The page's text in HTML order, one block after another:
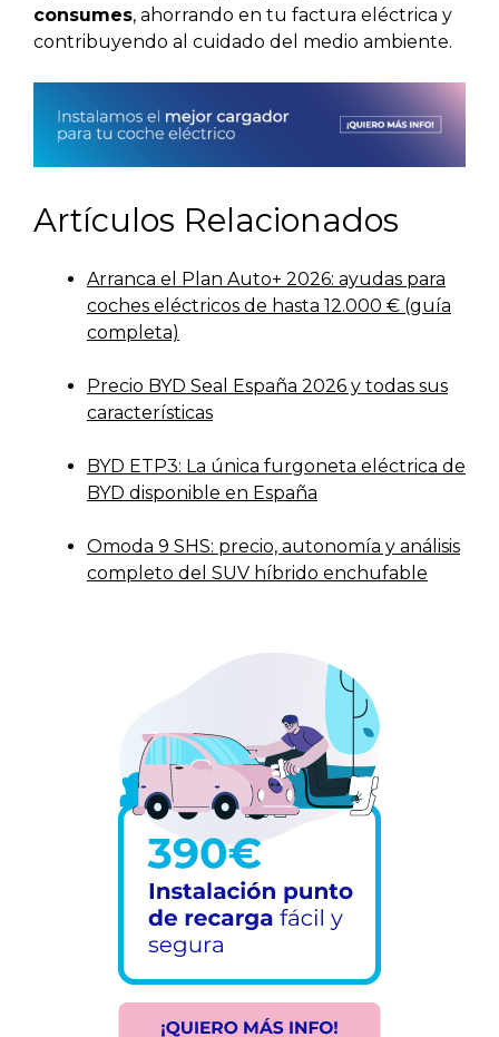
consumes, ahorrando en tu factura eléctrica y
contribuyendo al cuidado del medio ambiente.
Artículos Relacionados
Arranca el Plan Auto+ 2026: ayudas para
coches eléctricos de hasta 12.000 € (guía
completa)
Precio BYD Seal España 2026 y todas sus
características
BYD ETP3: La única furgoneta eléctrica de
BYD disponible en España
Omoda 9 SHS: precio, autonomía y análisis
completo del SUV híbrido enchufable